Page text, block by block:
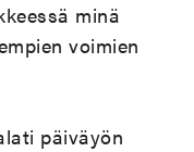
minä
voimien
päiväyön